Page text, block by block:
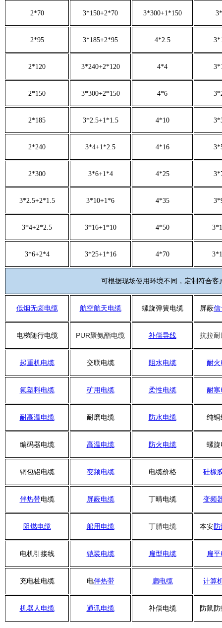
2*70 3*150+2*70 3*300+1*150
2*95 3*185+2*95 4*2.5
2*120 3*240+2*120 4*4
2*150 3*300+2*150 4*6
2*185 3*2.5+1*1.5 4*10
2*240 3*4+1*2.5 4*16
2*300 3*6+1*4 4*25
3*2.5+2*1.5 3*10+1*6 4*35
3*4+2*2.5 3*16+1*10 4*50
3*6+2*4 3*25+1*16 4*70
可根据现场使用环境不同，定制符合客
低烟无卤电缆 航空航天电缆 螺旋弹簧电缆 屏蔽信
电梯随行电缆 PUR聚氨酯电缆 补偿导线 抗拉
起重机电缆 交联电缆 阻水电缆 耐
氟塑料电缆 矿用电缆 柔性电缆 耐
耐高温电缆 耐磨电缆 防水电缆 纯铜
编码器电缆 高温电缆 防火电缆 螺旋
铜包铝电缆 变频电缆 电缆价格 硅橡
伴热带电缆 屏蔽电缆 丁晴电缆 变频
阻燃电缆 船用电缆 丁腈电缆 本安
电机引接线 铠装电缆 扁型电缆 扁
充电桩电缆 电伴热带 扁电缆 计算
机器人电缆 通讯电缆 补偿电缆 防鼠